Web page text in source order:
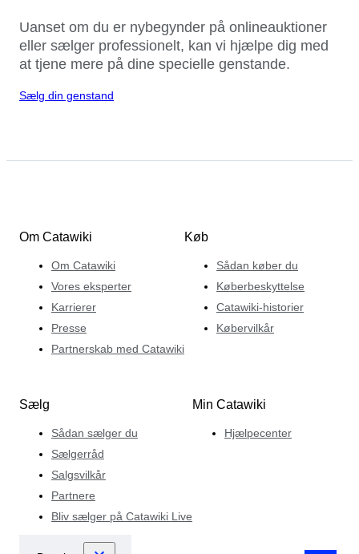
Uanset om du er nybegynder på onlineauktioner
eller sælger professionelt, kan vi hjælpe dig med
at tjene mere på dine specielle genstande.
Sælg din genstand
Om Catawiki
Om Catawiki
Vores eksperter
Karrierer
Presse
Partnerskab med Catawiki
Køb
Sådan køber du
Køberbeskyttelse
Catawiki-historier
Købervilkår
Sælg
Sådan sælger du
Sælgerråd
Salgsvilkår
Partnere
Bliv sælger på Catawiki Live
Min Catawiki
Hjælpecenter